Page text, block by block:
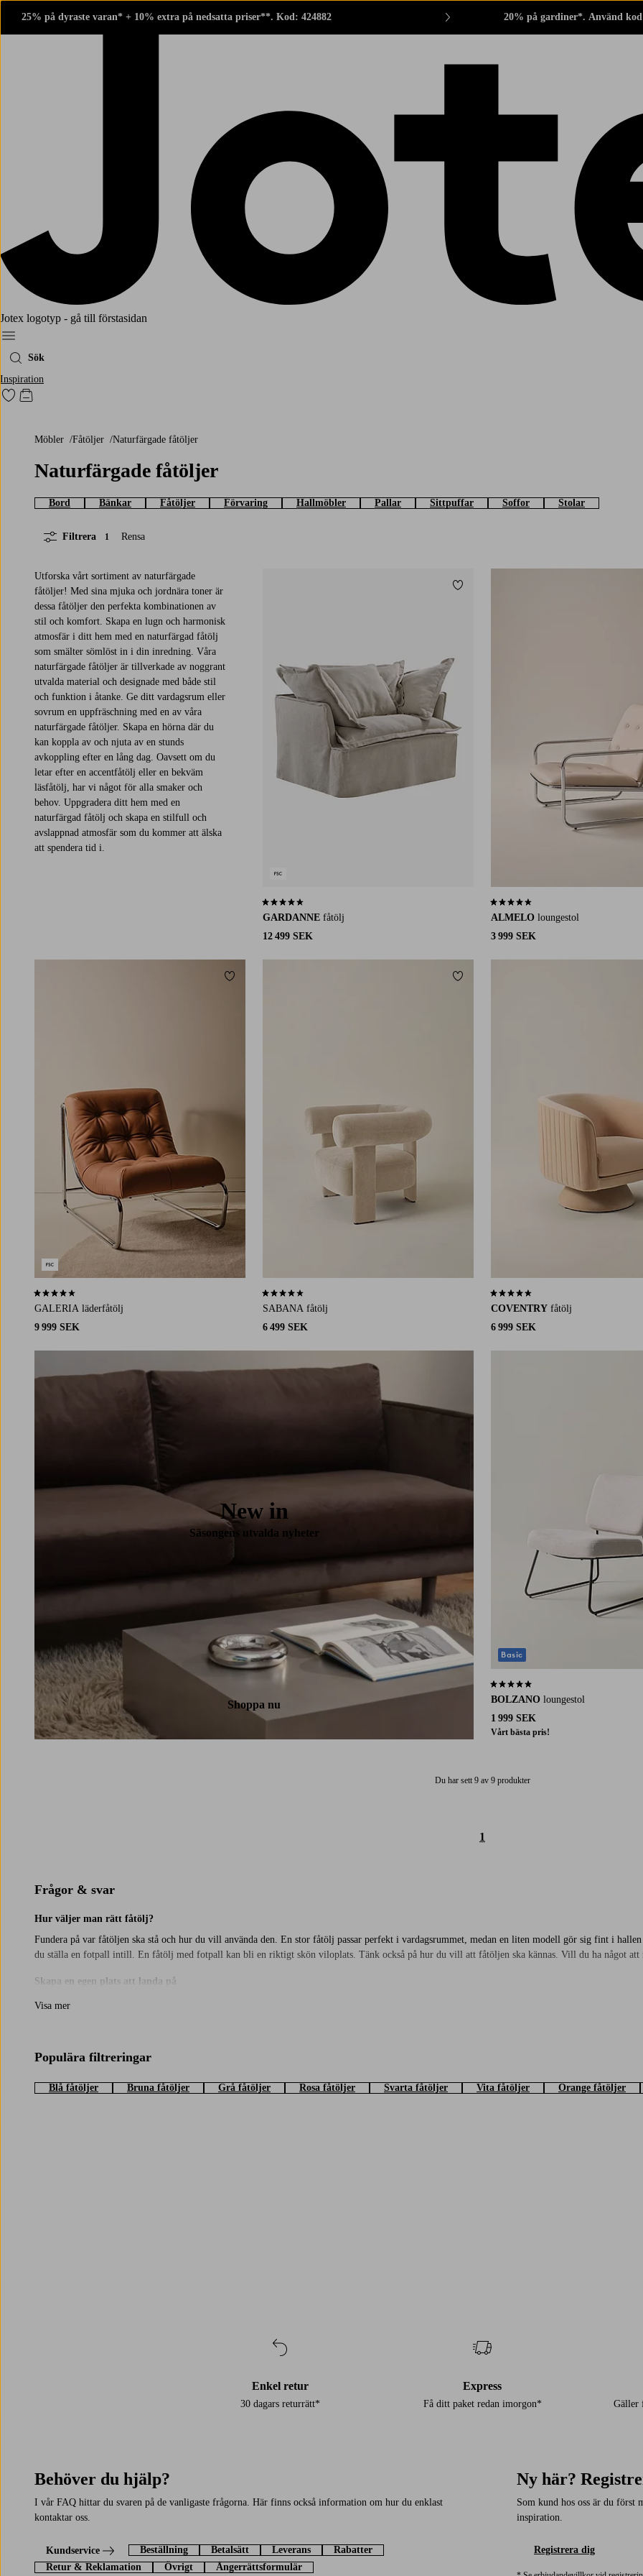
25% på dyraste varan* + 10% extra på nedsatta priser**. Kod: 424882 20% på gardiner*. Använd
Jotex logotyp - gå till förstasidan
Meny
Sök
Inspiration
Gå till favoritmarkerade produkter
Gå till kundvagnen
Möbler Fåtöljer Naturfärgade fåtöljer
Naturfärgade fåtöljer
Bord Bänkar Fåtöljer Förvaring Hallmöbler Pallar Sittpuffar Soffor Stolar
Filtrera 1 Rensa
Utforska vårt sortiment av naturfärgade
fåtöljer! Med sina mjuka och jordnära toner är
dessa fåtöljer den perfekta kombinationen av
stil och komfort. Skapa en lugn och harmonisk
atmosfär i ditt hem med en naturfärgad fåtölj
som smälter sömlöst in i din inredning. Våra
naturfärgade fåtöljer är tillverkade av noggrant
utvalda material och designade med både stil
och funktion i åtanke. Ge ditt vardagsrum eller
sovrum en uppfräschning med en av våra
naturfärgade fåtöljer. Skapa en hörna där du
kan koppla av och njuta av en stunds
avkoppling efter en lång dag. Oavsett om du
letar efter en accentfåtölj eller en bekväm
läsfåtölj, har vi något för alla smaker och
behov. Uppgradera ditt hem med en
naturfärgad fåtölj och skapa en stilfull och
avslappnad atmosfär som du kommer att älska
att spendera tid i.
GARDANNE fåtölj
12 499 SEK
4,4 baserat på 8 st betyg
Lägg till i favoriter
ALMELO loungestol
3 999 SEK
4,3 baserat på 9 st betyg
GALERIA läderfåtölj
9 999 SEK
4,0 baserat på 1 st betyg
Lägg till i favoriter
SABANA fåtölj
6 499 SEK
3,9 baserat på 9 st betyg
Lägg till i favoriter
COVENTRY fåtölj
6 999 SEK
4,3 baserat på 29 st betyg
New in
Säsongens utvalda nyheter
Shoppa nu BOLZANO loungestol
1 999 SEK
Vårt bästa pris!
4,8 baserat på 23 st betyg
Basic
Du har sett 9 av 9 produkter
1
Frågor & svar
Hur väljer man rätt fåtölj?
Fundera på var fåtöljen ska stå och hur du vill använda den. En stor fåtölj passar perfekt i vardagsrummet, medan en liten modell gör sig fint i
du ställa en fotpall intill. En fåtölj med fotpall kan bli en riktigt skön viloplats. Tänk också på hur du vill att fåtöljen ska kännas. Vill du ha något
Skapa en egen plats att landa på
Placera fåtöljen vid ett fönster för att njuta av naturligt ljus, eller skapa en liten läshörna med ett
Visa mer
Populära filtreringar
Blå fåtöljer Bruna fåtöljer Grå fåtöljer Rosa fåtöljer Svarta fåtöljer Vita fåtöljer Orange fåtöljer
Enkel retur
30 dagars returrätt*
Express
Få ditt paket redan imorgon* Gäller
Ny här?
Som kund hos oss är du först
inspiration.
Registrera dig
Behöver du hjälp?
I vår FAQ hittar du svaren på de vanligaste frågorna. Här finns också information om hur du enklast
kontaktar oss.
Kundservice Beställning Betalsätt Leverans
Rabatter
Retur & Reklamation
Övrigt Ångerrättsformulär